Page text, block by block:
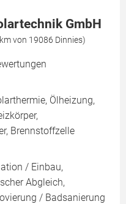
GmbH
von 19086 Dinnies)
Ölheizung,
Brennstoffzelle
/ Einbau,
Abgleich,
/ Badsanierung